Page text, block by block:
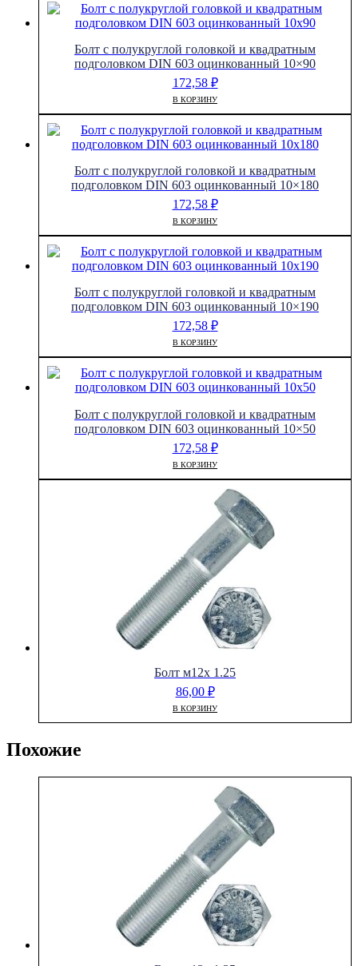
Болт с полукруглой головкой и квадратным
подголовком DIN 603 оцинкованный 10×90
172,58 ₽
В КОРЗИНУ
Болт с полукруглой головкой и квадратным
подголовком DIN 603 оцинкованный 10×180
172,58 ₽
В КОРЗИНУ
Болт с полукруглой головкой и квадратным
подголовком DIN 603 оцинкованный 10×190
172,58 ₽
В КОРЗИНУ
Болт с полукруглой головкой и квадратным
подголовком DIN 603 оцинкованный 10×50
172,58 ₽
В КОРЗИНУ
Болт м12х 1.25
86,00 ₽
В КОРЗИНУ
Похожие